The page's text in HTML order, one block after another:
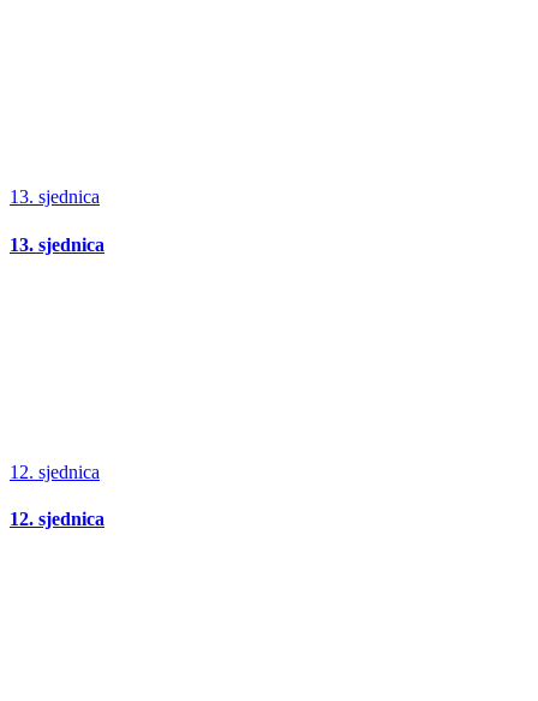
13. sjednica
13. sjednica
12. sjednica
12. sjednica